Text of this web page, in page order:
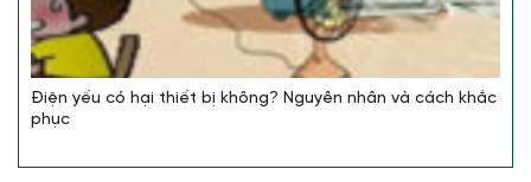
Điện yếu có hại thiết bị không? Nguyên nhân và cách khắc
phục